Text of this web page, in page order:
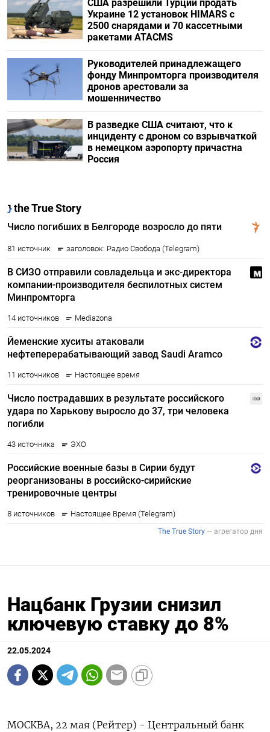
США разрешили Турции продать
Украине 12 установок HIMARS с
2500 снарядами и 70 кассетными
ракетами ATACMS
Руководителей принадлежащего
фонду Минпромторга производителя
дронов арестовали за
мошенничество
В разведке США считают, что к
инциденту с дроном со взрывчаткой
в немецком аэропорту причастна
Россия
Нацбанк Грузии снизил
ключевую ставку до 8%
22.05.2024
МОСКВА, 22 мая (Рейтер) - Центральный банк